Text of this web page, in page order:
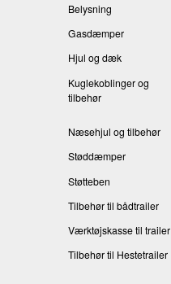
Belysning
Gasdæmper
Hjul og dæk
Kuglekoblinger og
tilbehør
Næsehjul og tilbehør
Støddæmper
Støtteben
Tilbehør til bådtrailer
Værktøjskasse til trailer
Tilbehør til Hestetrailer